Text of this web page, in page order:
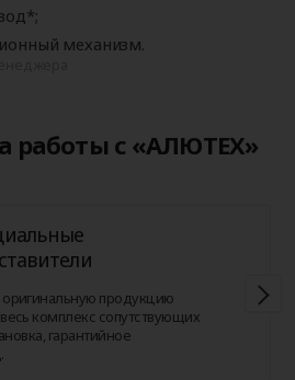
механизм.
работы с «АЛЮТЕХ»
продукцию
комплекс сопутствующих
гарантийное